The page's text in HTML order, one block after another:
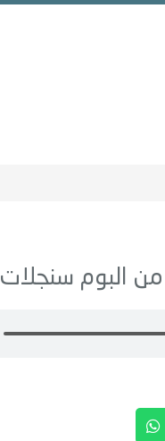
سنجلات